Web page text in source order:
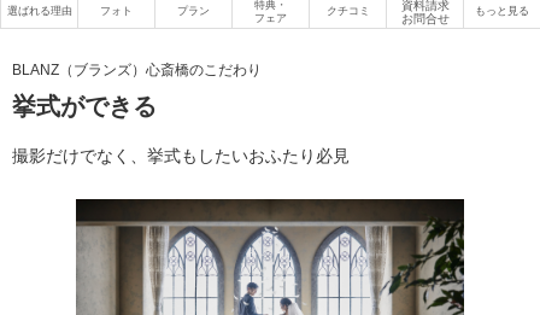
選ばれる理由 フォト プラン
特典・
フェア
クチコミ
資料請求
お問合せ
もっと見る
衣装
オプション ブログ
アクセス/TEL スタジオトップ
こだわりポイント
BLANZ（ブランズ）心斎橋のこだわり
挙式ができる
撮影だけでなく、挙式もしたいおふたり必見